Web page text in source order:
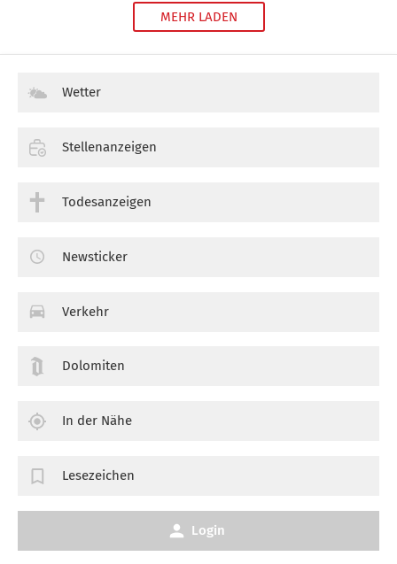
MEHR LADEN
Wetter
Stellenanzeigen
Todesanzeigen
Newsticker
Verkehr
Dolomiten
In der Nähe
Lesezeichen
Login